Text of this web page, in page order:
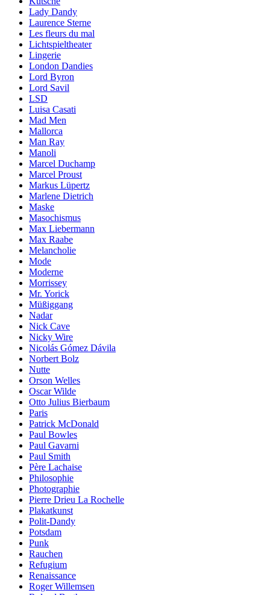
Lady Dandy
Laurence Sterne
Les fleurs du mal
Lichtspieltheater
Lingerie
London Dandies
Lord Byron
Lord Savil
LSD
Luisa Casati
Mad Men
Mallorca
Man Ray
Manoli
Marcel Duchamp
Marcel Proust
Markus Lüpertz
Marlene Dietrich
Maske
Masochismus
Max Liebermann
Max Raabe
Melancholie
Mode
Moderne
Morrissey
Mr. Yorick
Müßiggang
Nadar
Nick Cave
Nicky Wire
Nicolás Gómez Dávila
Norbert Bolz
Nutte
Orson Welles
Oscar Wilde
Otto Julius Bierbaum
Paris
Patrick McDonald
Paul Bowles
Paul Gavarni
Paul Smith
Père Lachaise
Philosophie
Photographie
Pierre Drieu La Rochelle
Plakatkunst
Polit-Dandy
Potsdam
Punk
Rauchen
Refugium
Renaissance
Roger Willemsen